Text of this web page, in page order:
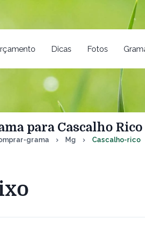
Dicas Fotos
para Cascalho Rico
grama Mg Cascalho-rico